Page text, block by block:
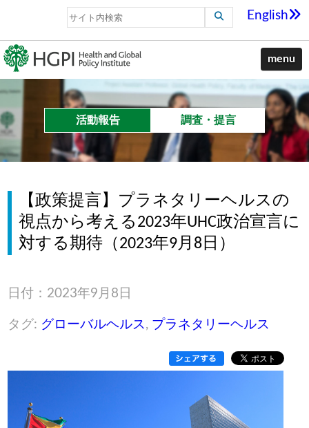
English
menu
活動報告 調査・提言
【政策提言】プラネタリーヘルスの
視点から考える2023年UHC政治宣言に
対する期待（2023年9月8日）
日付：2023年9月8日
タグ: グローバルヘルス, プラネタリーヘルス